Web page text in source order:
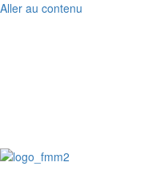
Aller au contenu